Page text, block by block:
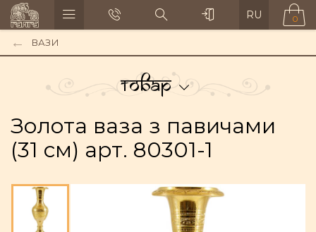
RU 0
ВАЗИ
Товар
Золота ваза з павичами
(31 см) арт. 80301-1